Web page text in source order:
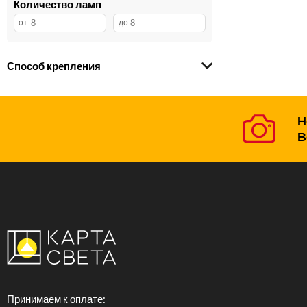
EVOLED 6
Feron
Globo 1
Количество ламп
Способ крепления
Принимаем к оплате: